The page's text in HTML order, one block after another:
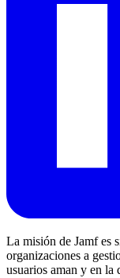
La misión de Jamf es
organizaciones a
usuarios aman y en la